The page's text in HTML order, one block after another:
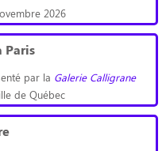
2026
Paris
par la Galerie Calligrane
de Québec